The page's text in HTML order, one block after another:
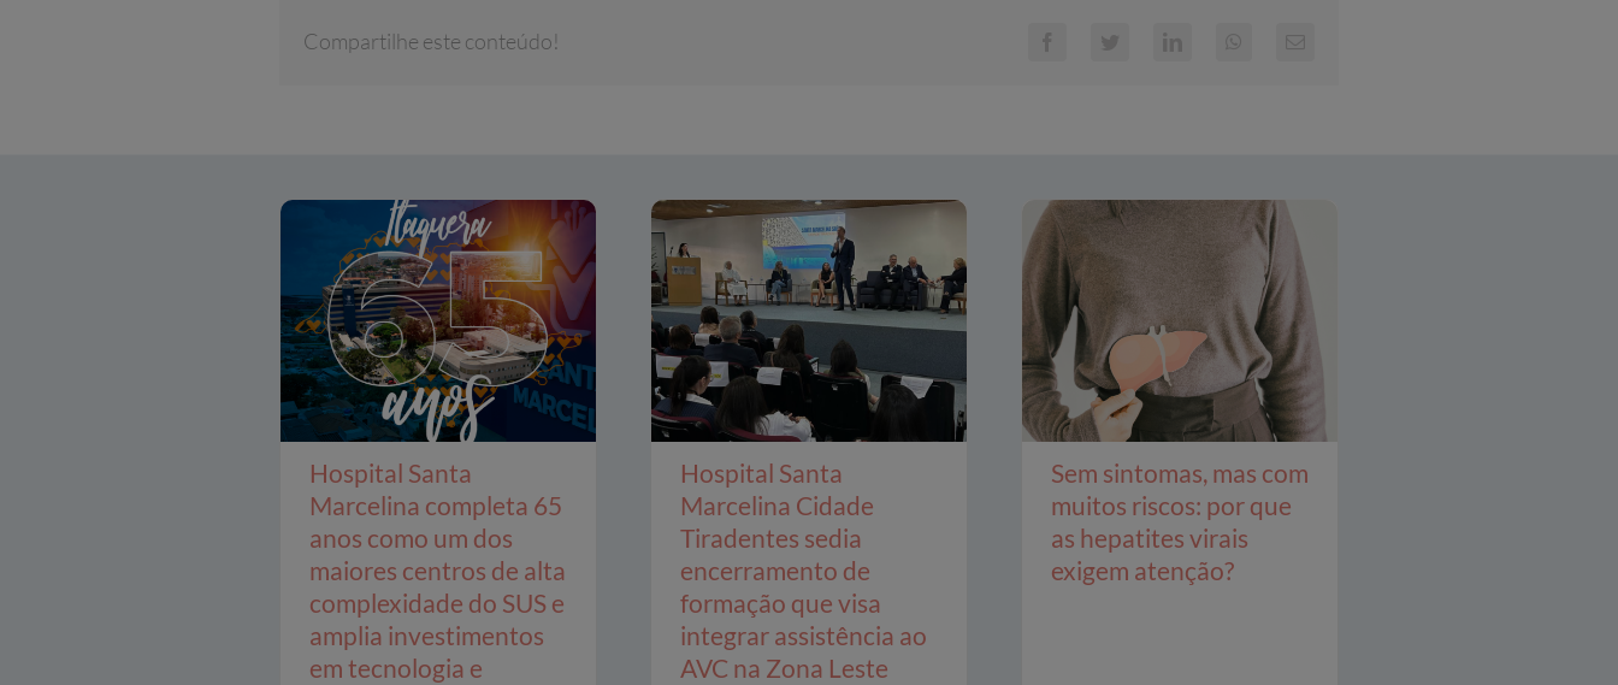
Compartilhe este conteúdo!
Hospital Santa
Marcelina completa 65
anos como um dos
maiores centros de alta
complexidade do SUS e
amplia investimentos
em tecnologia e
Hospital Santa
Marcelina Cidade
Tiradentes sedia
encerramento de
formação que visa
integrar assistência ao
AVC na Zona Leste
Sem sintomas, mas com
muitos riscos: por que
as hepatites virais
exigem atenção?